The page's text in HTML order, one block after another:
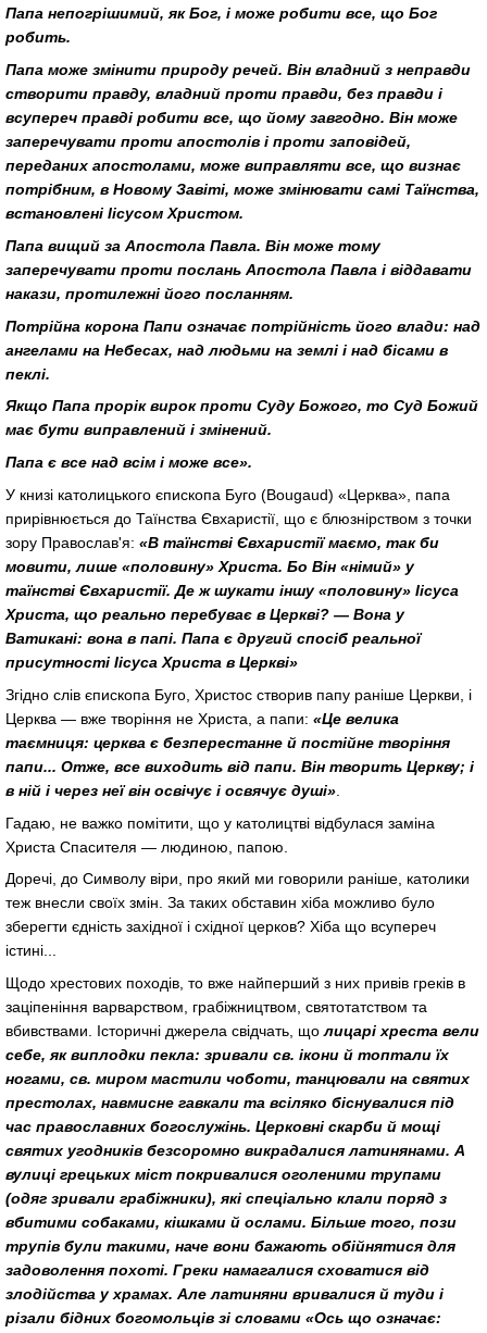
Папа непогрішимий, як Бог, і може робити все, що Бог
робить.
Папа може змінити природу речей. Він владний з неправди
створити правду, владний проти правди, без правди і
всупереч правді робити все, що йому завгодно. Він може
заперечувати проти апостолів і проти заповідей,
переданих апостолами, може виправляти все, що визнає
потрібним, в Новому Завіті, може змінювати самі Таїнства,
встановлені Іісусом Христом.
Папа вищий за Апостола Павла. Він може тому
заперечувати проти послань Апостола Павла і віддавати
накази, протилежні його посланням.
Потрійна корона Папи означає потрійність його влади: над
ангелами на Небесах, над людьми на землі і над бісами в
пеклі.
Якщо Папа прорік вирок проти Суду Божого, то Суд Божий
має бути виправлений і змінений.
Папа є все над всім і може все».
У книзі католицького єпископа Буго (Bougaud) «Церква», папа
прирівнюється до Таїнства Євхаристії, що є блюзнірством з точки
зору Православ'я: «В таїнстві Євхаристії маємо, так би
мовити, лише «половину» Христа. Бо Він «німий» у
таїнстві Євхаристії. Де ж шукати іншу «половину» Іісуса
Христа, що реально перебуває в Церкві? — Вона у
Ватикані: вона в папі. Папа є другий спосіб реальної
присутності Іісуса Христа в Церкві»
Згідно слів єпископа Буго, Христос створив папу раніше Церкви, і
Церква — вже творіння не Христа, а папи: «Це велика
таємниця: церква є безперестанне й постійне творіння
папи... Отже, все виходить від папи. Він творить Церкву; і
в ній і через неї він освічує і освячує душі»
Гадаю, не важко помітити, що у католицтві відбулася заміна
Христа Спасителя — людиною, папою.
Доречі, до Символу віри, про який ми говорили раніше, католики
теж внесли своїх змін. За таких обставин хіба можливо було
зберегти єдність західної і східної церков? Хіба що всупереч
істині...
Щодо хрестових походів, то вже найперший з них привів греків в
заціпеніння варварством, грабіжництвом, святотатством та
вбивствами. Історичні джерела свідчать, щолицарі хреста вели
себе, як виплодки пекла: зривали св. ікони й топтали їх
ногами, св. миром мастили чоботи, танцювали на святих
престолах, навмисне гавкали та всіляко біснувалися під
час православних богослужінь. Церковні скарби й мощі
святих угодників безсоромно викрадалися латинянами. А
вулиці грецьких міст покривалися оголеними трупами
(одяг зривали грабіжники), які спеціально клали поряд з
вбитими собаками, кішками й ослами. Більше того, пози
трупів були такими, наче вони бажають обійнятися для
задоволення похоті. Греки намагалися сховатися від
злодійства у храмах. Але латиняни вривалися й туди і
різали бідних богомольців зі словами «Ось що означає: